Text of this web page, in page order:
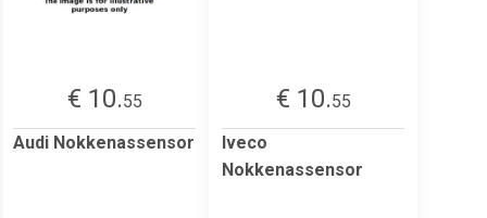
€ 10.55
Audi Nokkenassensor
€ 10.55
Iveco
Nokkenassensor